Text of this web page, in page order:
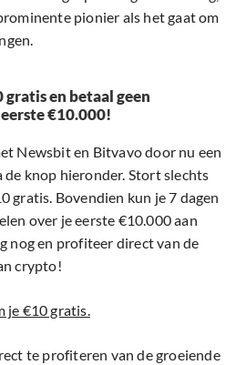
pionier als het gaat om
gratis en betaal geen
€10.000!
Newsbit en Bitvavo door nu een
de knop hieronder. Stort slechts
gratis. Bovendien kun je 7 dagen
over je eerste €10.000 aan
nog en profiteer direct van de
crypto!
je €10 gratis.
te profiteren van de groeiende